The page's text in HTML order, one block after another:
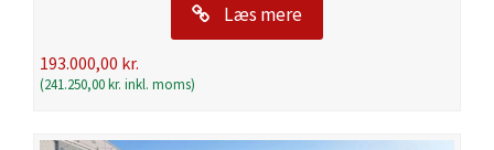
Læs mere
193.000,00 kr.
(241.250,00kr. inkl. moms)